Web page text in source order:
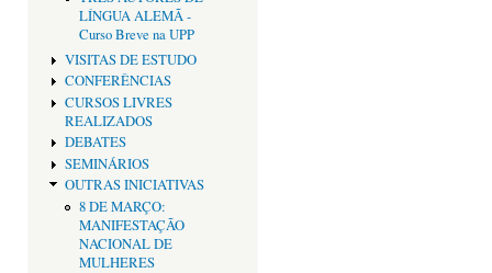
LÍNGUA ALEMÃ -
Curso Breve na UPP
VISITAS DE ESTUDO
CONFERÊNCIAS
CURSOS LIVRES
REALIZADOS
DEBATES
SEMINÁRIOS
OUTRAS INICIATIVAS
8 DE MARÇO:
MANIFESTAÇÃO
NACIONAL DE
MULHERES